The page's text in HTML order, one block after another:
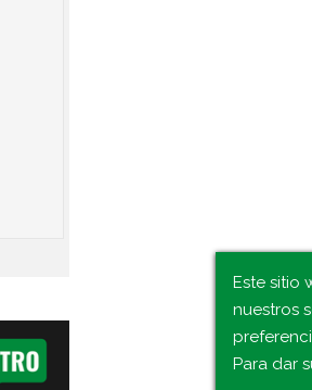
Este sitio
nuestros
Para dar